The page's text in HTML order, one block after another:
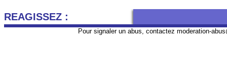
REAGISSEZ :
Pour signaler un abus, contactez moderation-